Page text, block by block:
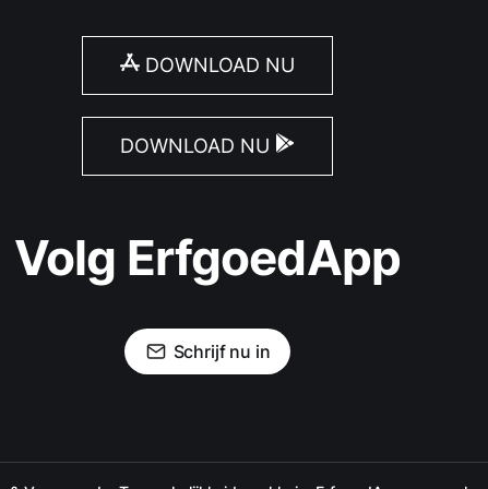
DOWNLOAD NU
DOWNLOAD NU
Volg ErfgoedApp
Schrijf nu in